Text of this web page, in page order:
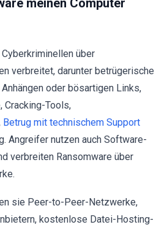
meinen Computer
über
verbreitet, darunter betrügerische
oder bösartigen Links,
Cracking-Tools,
Betrug mit technischem Support
Angreifer nutzen auch Software-
verbreiten Ransomware über
sie Peer-to-Peer-Netzwerke,
kostenlose Datei-Hosting-